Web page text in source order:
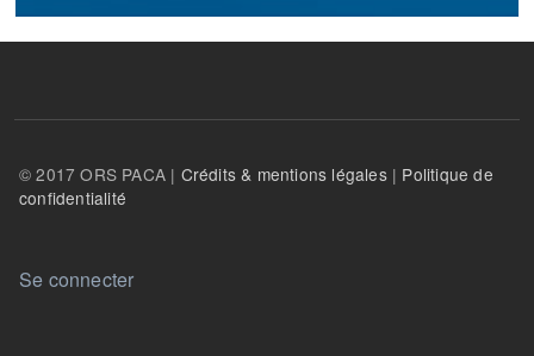
© 2017 ORS PACA | Crédits & mentions légales| Politique de
confidentialité
User account menu
Se connecter